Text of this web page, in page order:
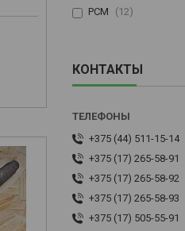
РСМ
12
КОНТАКТЫ
+375 (44) 511-15-14
+375 (17) 265-58-91
+375 (17) 265-58-92
+375 (17) 265-58-93
+375 (17) 505-55-91